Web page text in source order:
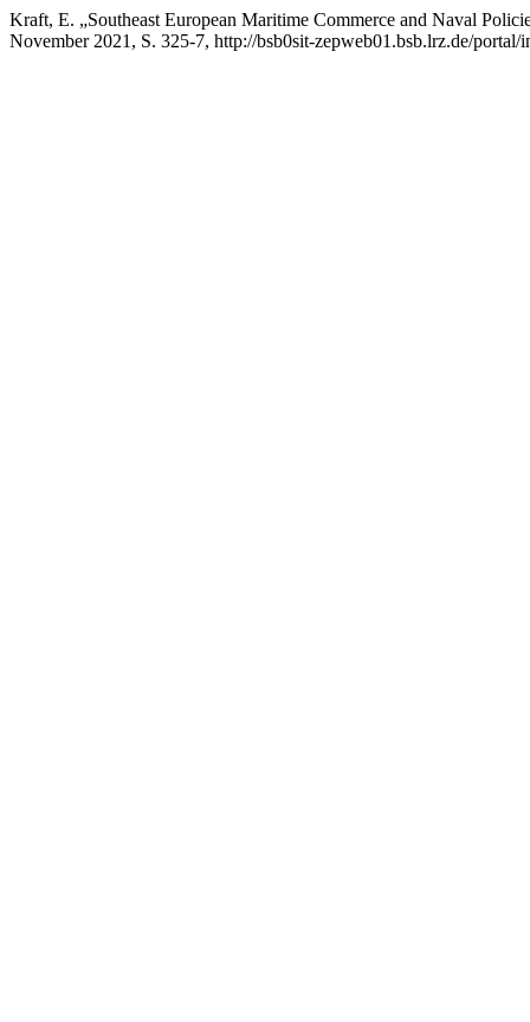
Kraft, E. „Southeast European Maritime Commerce and Naval
November 2021, S. 325-7, http://bsb0sit-zepweb01.bsb.lrz.de/